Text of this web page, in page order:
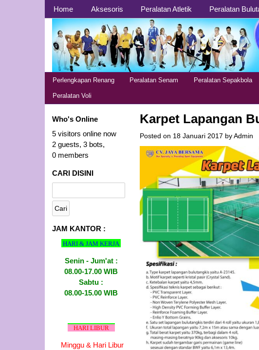
Page 1
Home Aksesoris Peralatan Atletik Peralatan
Page 2
Perlengkapan Renang Peralatan Senam Peralatan Sepakbola
Peralatan Voli
Karpet Lapangan
Posted on 18 Januari 2017 by Admin
Who's Online
5 visitors online now
2 guests, 3 bots,
0 members
CARI DISINI
JAM KANTOR :
HARI & JAM KERJA
Senin - Jum'at :
08.00-17.00 WIB
Sabtu :
08.00-15.00 WIB
HARI LIBUR
Minggu & Hari Libur